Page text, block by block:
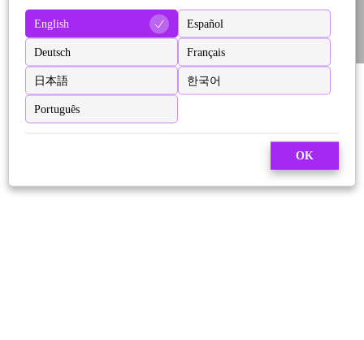
English Español
Deutsch Français
日本語 한국어
Português
OK